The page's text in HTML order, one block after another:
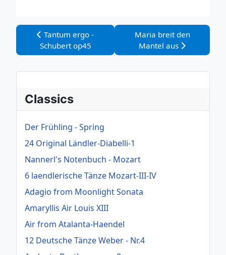
Vorheriger Beitrag: Tantum ergo -Schubert op45
Tantum ergo -
Schubert op45
Nächster Beitrag: Maria
Maria breit den
Mantel aus
Classics
Der Frühling - Spring
24 Original Ländler-Diabelli-1
Nannerl's Notenbuch - Mozart
6 laendlerische Tänze Mozart-III-IV
Adagio from Moonlight Sonata
Amaryllis Air Louis XIII
Air from Atalanta-Haendel
12 Deutsche Tänze Weber - Nr.4